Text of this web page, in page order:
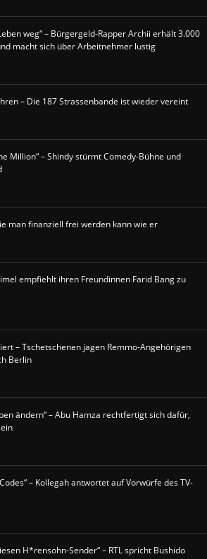
weg“ – Bürgergeld-Rapper Archii erhält 3.000
macht sich über Arbeitnehmer lustig
– Die 187 Strassenbande ist wieder vereint
Million“ – Shindy stürmt Comedy-Bühne und
man finanziell frei werden kann wie er
empfiehlt ihren Freundinnen Farid Bang zu
– Tschetschenen jagen Remmo-Angehörigen
Berlin
ändern“ – Abu Hamza rechtfertigt sich dafür,
– Kollegah antwortet auf Vorwürfe des TV-
H*rensohn-Sender“ – RTL spricht Bushido